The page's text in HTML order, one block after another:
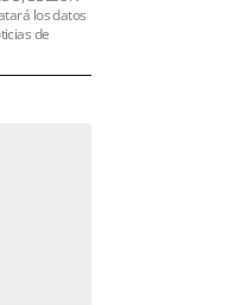
los datos
de